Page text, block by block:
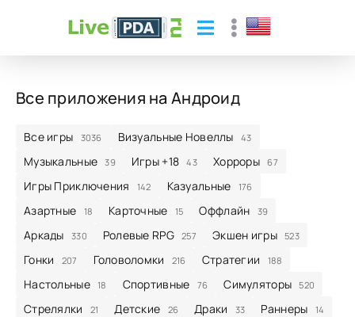
Все приложения на Андроид
Все игры 3036 Визуальные Новеллы 43
Музыкальные 39 Игры +18 43 Хорроры 67
Игры Приключения 142 Казуальные 176
Азартные 18 Карточные 15 Оффлайн 39
Аркады 330 Ролевые RPG 257 Экшен игры 523
Гонки 207 Головоломки 216 Стратегии 188
Настольные 18 Спортивные 76 Симуляторы 520
Стрелялки 21 Детские 26 Драки 33 Раннеры 14